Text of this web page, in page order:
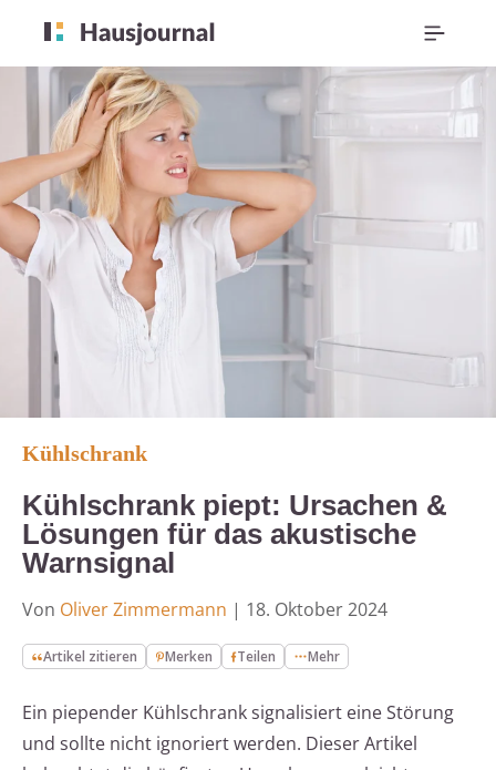
Kühlschrank
Kühlschrank piept: Ursachen &
Lösungen für das akustische
Warnsignal
Von Oliver Zimmermann | 18. Oktober 2024
Artikel zitieren Merken Teilen Mehr
Ein piepender Kühlschrank signalisiert eine Störung
und sollte nicht ignoriert werden. Dieser Artikel